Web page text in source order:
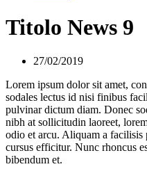
Titolo News 9
27/02/2019
Lorem ipsum dolor sit amet,
sodales lectus id nisi finibus
pulvinar dictum diam. Donec
nibh at sollicitudin laoreet,
odio et arcu. Aliquam a facilisis
cursus efficitur. Nunc rhoncus
bibendum et.